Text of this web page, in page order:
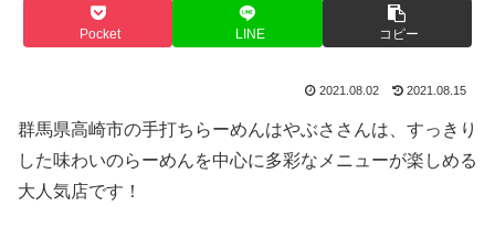
Pocket LINE コピー
2021.08.02 2021.08.15
群馬県高崎市の手打ちらーめんはやぶささんは、すっきり
した味わいのらーめんを中心に多彩なメニューが楽しめる
大人気店です！